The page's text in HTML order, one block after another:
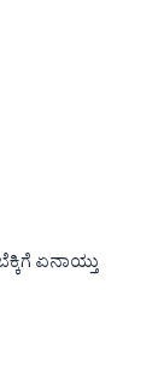
ಏನಾಯ್ತು